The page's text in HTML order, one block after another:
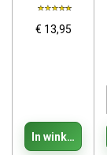
€ 13,95
In winkelwagen